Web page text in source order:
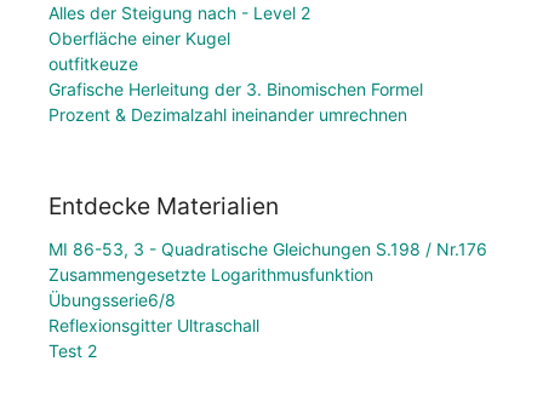
Alles der Steigung nach - Level 2
Oberfläche einer Kugel
outfitkeuze
Grafische Herleitung der 3. Binomischen Formel
Prozent & Dezimalzahl ineinander umrechnen
Entdecke Materialien
MI 86-53, 3 - Quadratische Gleichungen S.198 / Nr.176
Zusammengesetzte Logarithmusfunktion
Übungsserie6/8
Reflexionsgitter Ultraschall
Test 2